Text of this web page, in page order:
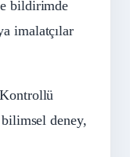
bildirimde
imalatçılar
deney,